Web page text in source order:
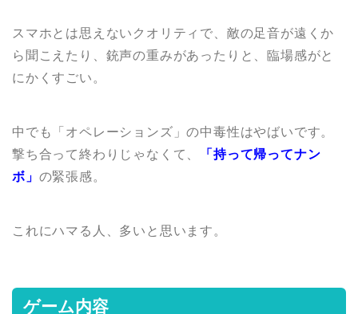
スマホとは思えないクオリティで、敵の足音が遠くか
ら聞こえたり、銃声の重みがあったりと、臨場感がと
にかくすごい。
中でも「オペレーションズ」の中毒性はやばいです。
撃ち合って終わりじゃなくて、
「持って帰ってナン
ボ」 の緊張感。
これにハマる人、多いと思います。
ゲーム内容